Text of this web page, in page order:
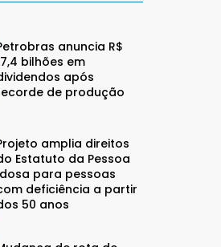
anuncia R$
bilhões em
após
de produção
amplia direitos
Estatuto da Pessoa
para pessoas
deficiência a partir
50 anos